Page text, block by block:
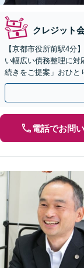
クレジット
【京都市役所前駅4分
い幅広い債務整理に対
続きをご提案」おひと
めにも、まずは一度ご
電話でお問